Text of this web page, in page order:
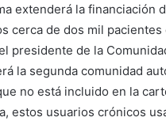
extenderá la financiación
cerca de dos mil
presidente de la
la segunda comunidad
no está incluido en la
estos usuarios crónicos